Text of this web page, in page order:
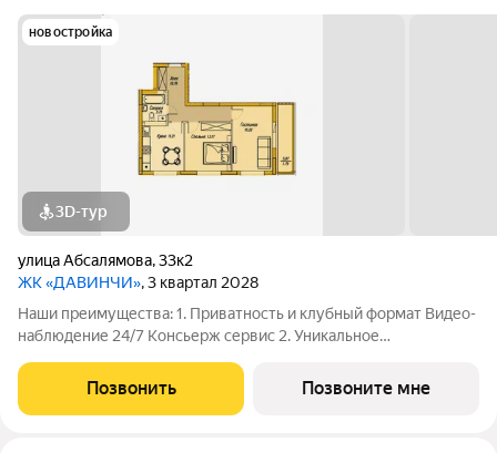
новостройка
3D-тур
улица Абсалямова,33к2
ЖК «ДАВИНЧИ», 3 квартал 2028
Наши преимущества: 1. Приватность и клубный формат Видео-
наблюдение 24/7 Консьерж сервис 2. Уникальное
этаже Библиотека Спортивная зона Детский уголок 3.
Комфортный паркинг Закрытый паркинг на 1
Позвонить Позвоните мне